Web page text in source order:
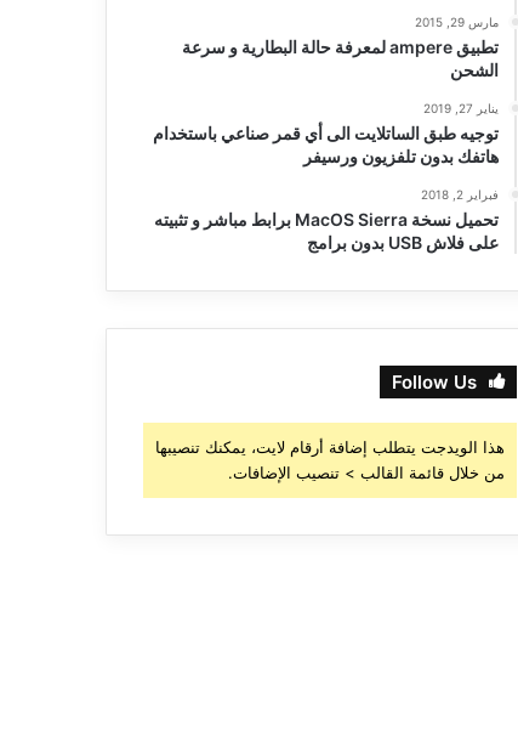
مارس 29, 2015
تطبيق ampere لمعرفة حالة البطارية و سرعة
الشحن
يناير 27, 2019
توجيه طبق الساتلايت الى أي قمر صناعي باستخدام
هاتفك بدون تلفزيون ورسيفر
فبراير 2, 2018
تحميل نسخة MacOS Sierra برابط مباشر و تثبيته
على فلاش USB بدون برامج
Follow Us
هذا الويدجت يتطلب إضافة أرقام لايت، يمكنك تنصيبها
من خلال قائمة القالب > تنصيب الإضافات.